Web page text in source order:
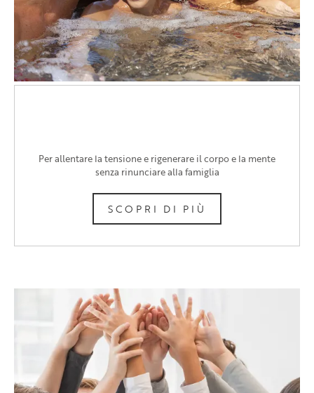
Per allentare la tensione e rigenerare il corpo e la mente
senza rinunciare alla famiglia
SCOPRI DI PIÙ